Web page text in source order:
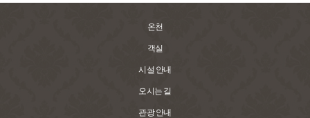
온천
객실
시설 안내
오시는 길
관광 안내